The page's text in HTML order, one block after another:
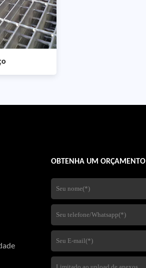
OBTENHA UM ORÇAMENTO